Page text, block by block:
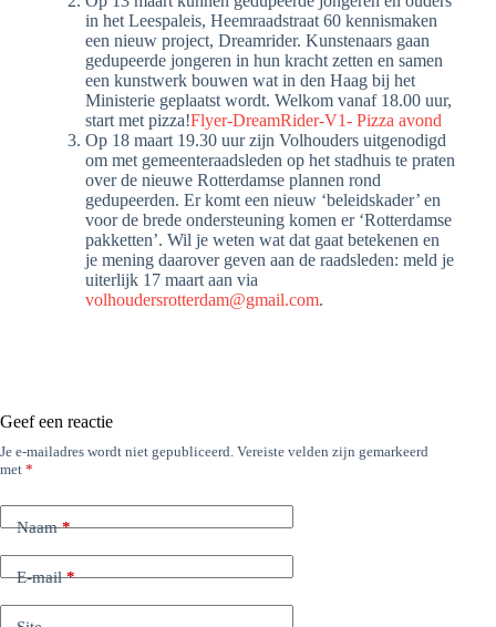
in het Leespaleis, Heemraadstraat 60 kennismaken
een nieuw project, Dreamrider. Kunstenaars gaan
gedupeerde jongeren in hun kracht zetten en samen
een kunstwerk bouwen wat in den Haag bij het
Ministerie geplaatst wordt. Welkom vanaf 18.00 uur,
start met pizza!Flyer-DreamRider-V1- Pizza avond
Op 18 maart 19.30 uur zijn Volhouders uitgenodigd
om met gemeenteraadsleden op het stadhuis te praten
over de nieuwe Rotterdamse plannen rond
gedupeerden. Er komt een nieuw ‘beleidskader’ en
voor de brede ondersteuning komen er ‘Rotterdamse
pakketten’. Wil je weten wat dat gaat betekenen en
je mening daarover geven aan de raadsleden: meld je
uiterlijk 17 maart aan via
volhoudersrotterdam@gmail.com.
Geef een reactie
Je e-mailadres wordt niet gepubliceerd. Vereiste velden zijn gemarkeerd
met *
Naam*
E-mail*